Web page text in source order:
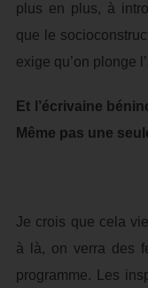
plus en plus, à
que le
exige qu’on plonge
Et l’écrivaine
Même pas une
Je crois que cela
à là, on verra des
programme. Les